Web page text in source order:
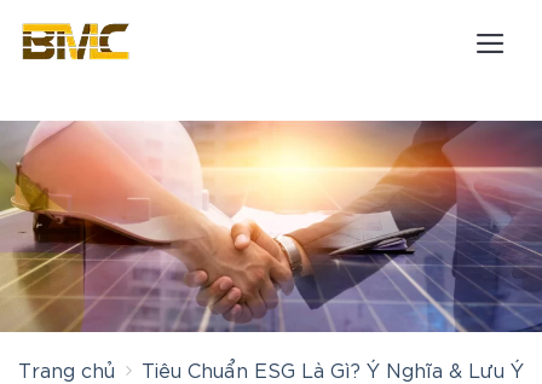
qua
Trang chủ
Tiêu Chuẩn ESG Là Gì? Ý Nghĩa & Lưu Ý